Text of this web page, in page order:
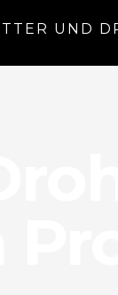
UND